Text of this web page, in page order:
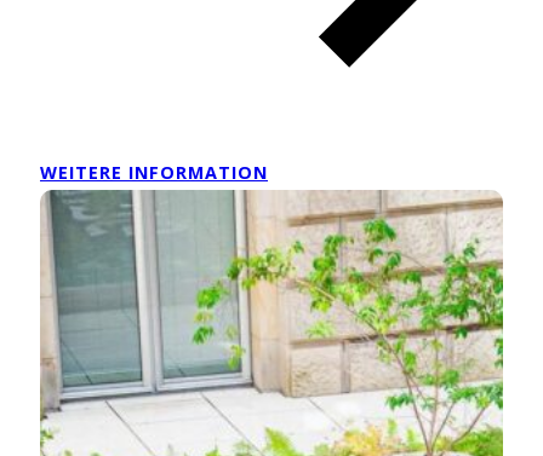
WEITERE INFORMATION